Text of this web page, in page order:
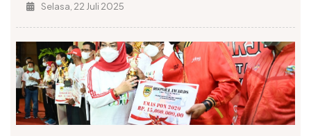
Selasa, 22 Juli 2025